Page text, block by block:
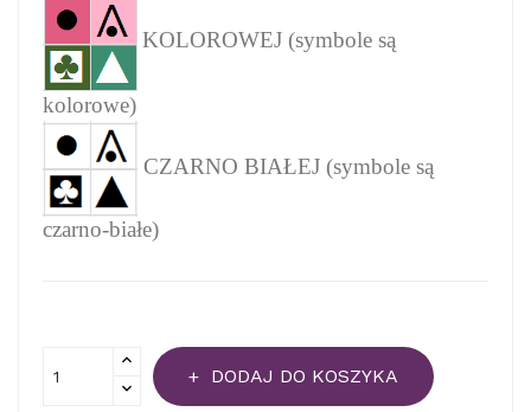
KOLOROWEJ (symbole są
kolorowe)
CZARNO BIAŁEJ (symbole są
czarno-białe)
DODAJ DO KOSZYKA